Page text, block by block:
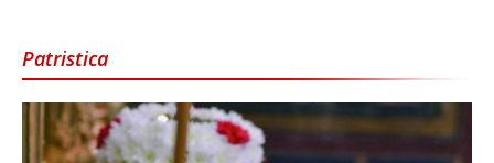
Patristica